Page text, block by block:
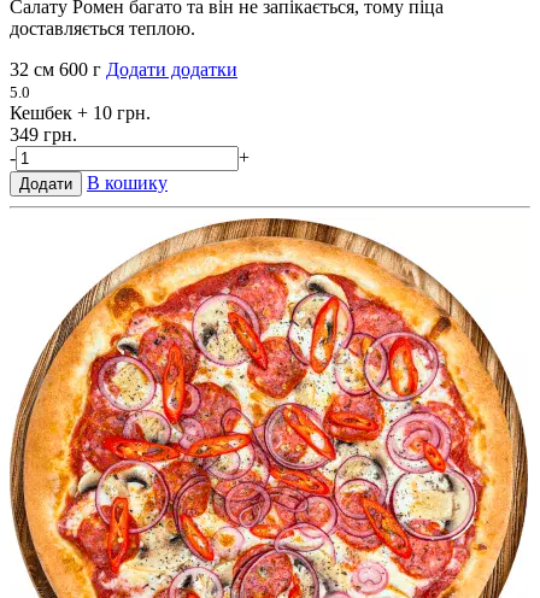
Салату Ромен багато та він не запікається, тому піца
доставляється теплою.
32 см 600 г Додати додатки
5.0
Кешбек + 10 грн.
349 грн.
-
+
Додати В кошику